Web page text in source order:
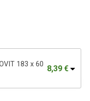
183 x 60 8,39 €